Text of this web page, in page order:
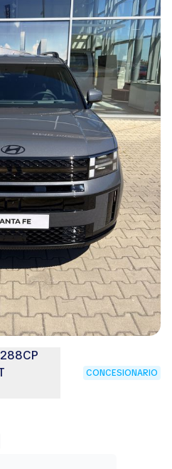
288CP
CONCESIONARIO